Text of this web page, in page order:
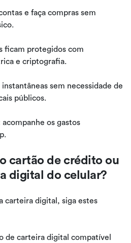
e faça compras sem
ficam protegidos com
e criptografia.
sem necessidade de
públicos.
acompanhe os gastos
cartão de crédito ou
digital do celular?
carteira digital, siga estes
de carteira digital compatível